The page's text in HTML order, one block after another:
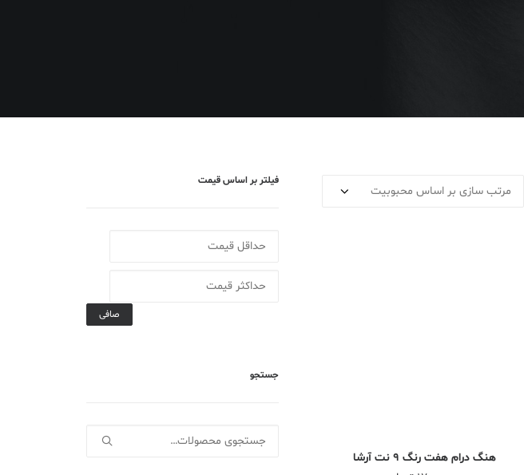
افزودن به سبد خرید
هنگ درام هفت رنگ 9 نت آرشا
فیلتر بر اساس قیمت
صافی
جستجو
جستجو